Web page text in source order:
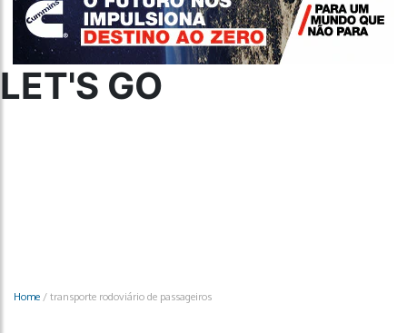
LET'S GO
Home / transporte rodoviário de passageiros